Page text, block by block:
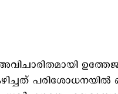
പരിശോധനയില്‍